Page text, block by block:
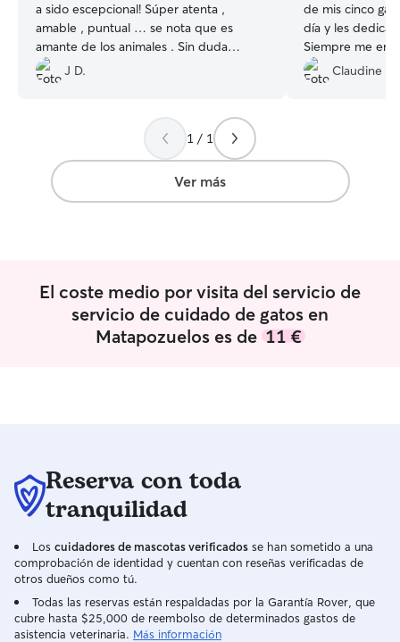
a sido escepcional! Súper atenta ,
amable , puntual … se nota que es
amante de los animales . Sin duda
volveré a repetir !!!!!
J D.
de mis cinco
día y les
Siempre me
Incluso cuando
desapareció,
contratarla en
mis pequeños.
Claudine H.
1 / 1
Ver más
El coste medio por visita del servicio de
servicio de cuidado de gatos en
Matapozuelos es de 11 €
Reserva con toda
tranquilidad
Los cuidadores de mascotas verificados se han sometido a una
comprobación de identidad y cuentan con reseñas verificadas de
otros dueños como tú.
Todas las reservas están respaldadas por la Garantía Rover, que
cubre hasta $25,000 de reembolso de determinados gastos de
asistencia veterinaria. Más información